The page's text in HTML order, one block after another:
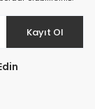
Kayıt Ol